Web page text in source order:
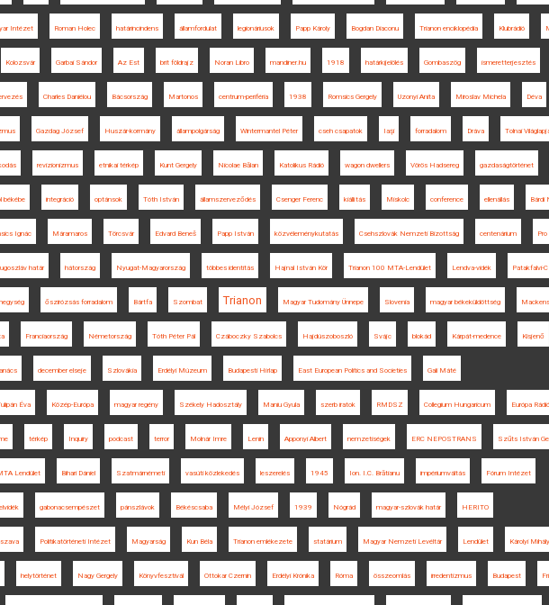
Intézet Roman Holec határincindens államfordulat legionáriusok Papp Károly Bogdan Diaconu Trianon enciklopédia Klubrádió
Kolozsvár Garbai Sándor Az Est brit földrajz Noran Libro mandiner.hu 1918 határkijelölés Gombaszög ismeretterjesztés
Charles Daniélou Bácsország Martonos centrum-periféria 1938 Romsics Gergely Uzonyi Anita Miroslav Michela Déva
Gazdag József Huszár-kormány állampolgárság Wintermantel Péter cseh csapatok Iaşi forradalom Dráva Tolnai
revizionizmus etnikai térkép Kunt Gergely Nicolae Bălan Katolikus Rádió wagon dwellers Vörös Hadsereg gazdaságtörténet
békébe integráció optánsok Tóth István államszerveződés Csenger Ferenc kiállítás Miskolc conference ellenállás Bárdi
Ignác Máramaros Törcsvár Edvard Beneš Papp István közvéleménykutatás Csehszlovák Nemzeti Bizottság centenárium
határ hátország Nyugat-Magyarország többes identitás Hajnal István Kör Trianon 100 MTA-Lendület Lendva-vidék Patakfalvi-
őszirózsás forradalom Bártfa Szombat Trianon Magyar Tudomány Ünnepe Slovenia magyar békeküldöttség
Franciaország Németország Tóth Péter Pál Czáboczky Szabolcs Hajdúszoboszló Svájc blokád Kárpát-medence Kisjenő
december elseje Szlovákia Erdélyi Múzeum Budapesti Hírlap East European Politics and Societies Gali Máté
Éva Közép-Európa magyar regény Székely Hadosztály Maniu Gyula szerb iratok RMDSZ Collegium Hungaricum Európa Rádió
térkép Inquiry podcast terror Molnár Imre Lenin Apponyi Albert nemzetiségek ERC NEPOSTRANS Szűts István
Lendület Bihari Dániel Szatmárnémeti vasúti közlekedés leszerelés 1945 Ion. I.C. Brătianu impériumváltás Fórum Intézet
gabonacsempészet pánszlávok Békéscsaba Mélyi József 1939 Nógrád magyar-szlovák határ HERITO
Politikatörténeti Intézet Magyarság Kun Béla Trianon emlékezete statárium Magyar Nemzeti Levéltár Lendület Károlyi Mihály
helytörténet Nagy Gergely Könyvfesztivál Ottokar Czernin Erdélyi Krónika Róma összeomlás irredentizmus Budapest